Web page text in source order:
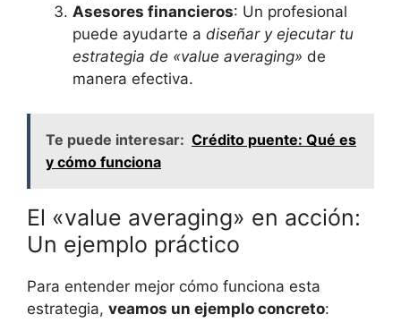
Asesores financieros: Un profesional
puede ayudarte⁤ a diseñar⁢ y​ ejecutar tu
estrategia de «value ​averaging» de
‌manera‌ efectiva.
Te puede interesar: Crédito puente: Qué es
y cómo funciona
El «value ⁢averaging» en acción: ​
Un ejemplo práctico
Para⁣ entender mejor ‍cómo funciona esta
estrategia, veamos‍ un ejemplo concreto: